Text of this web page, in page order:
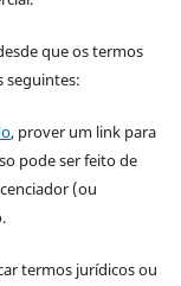
que os termos
seguintes:
, prover um link para
pode ser feito de
(ou
termos jurídicos ou